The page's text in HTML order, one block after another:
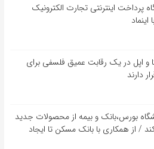
پرداخت اینترنتی تجارت الکترونیک
و اپل در یک رقابت عمیق فلسفی برای
دارند
بورس،بانک و بیمه از محصولات جدید
/ از همکاری با بانک مسکن تا ایجاد